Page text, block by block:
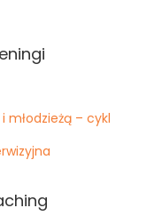
młodzieżą – cykl